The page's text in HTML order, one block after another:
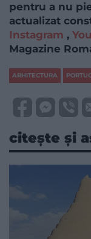
pentru a nu
actualizat
Instagram ,
Magazine
ARHITECTURA
citește și